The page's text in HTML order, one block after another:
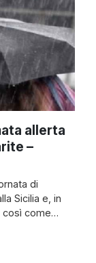
allerta
–
di
Sicilia e, in
così come
sarà in stato